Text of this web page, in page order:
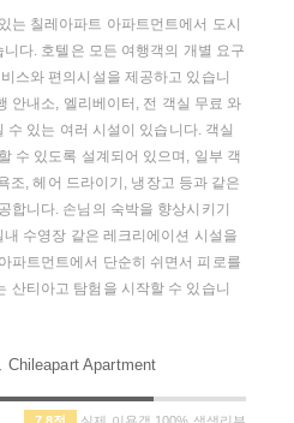
는 칠레아파트 아파트먼트에서 도시
다. 호텔은 모든 여행객의 개별 요구
스와 편의시설을 제공하고 있습니
안내소, 엘리베이터, 전 객실 무료 와
수 있는 여러 시설이 있습니다. 객실
수 있도록 설계되어 있으며, 일부 객
조, 헤어 드라이기, 냉장고 등과 같은
합니다. 손님의 숙박을 향상시키기
수영장 같은 레크리에이션 시설을
파트먼트에서 단순히 쉬면서 피로를
산티아고 탐험을 시작할 수 있습니
Chileapart Apartment